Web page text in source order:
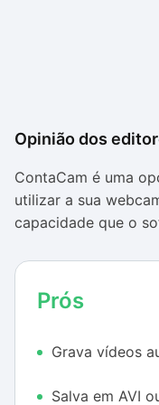
Opinião dos
ContaCam é uma
utilizar a sua
capacidade que o
programa ainda tem
web, algo que nem
gênero oferecem.
A compatibilidade
Pode-se afirmar
Prós
Grava vídeos
Salva em AVI